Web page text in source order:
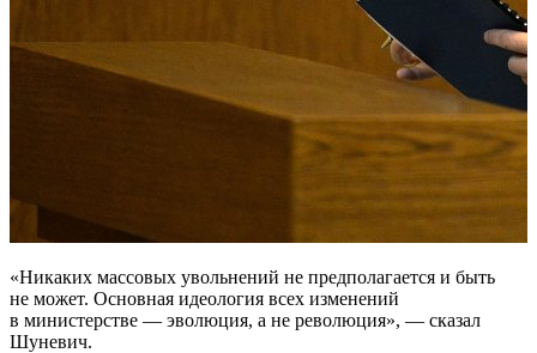
«Никаких массовых увольнений не предполагается и быть
не может. Основная идеология всех изменений
в министерстве — эволюция, а не революция», — сказал
Шуневич.